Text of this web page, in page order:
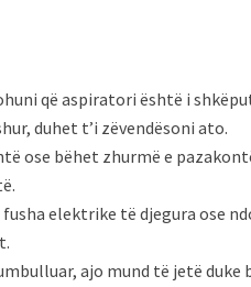
që aspiratori është i
duhet t’i zëvendësoni ato.
ose bëhet zhurmë e
fusha elektrike të djegura ose
ajo mund të jetë